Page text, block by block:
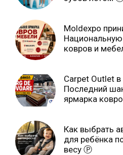
Moldexpo
ковров и
Carpet Outlet
Последний
ярмарка
Как выбрать
для ребёнка
весу Ⓟ